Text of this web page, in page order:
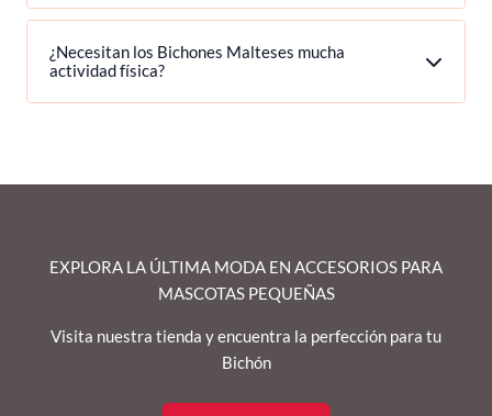
¿Necesitan los Bichones Malteses mucha
actividad física?
EXPLORA LA ÚLTIMA MODA EN ACCESORIOS PARA
MASCOTAS PEQUEÑAS
Visita nuestra tienda y encuentra la perfección para tu
Bichón